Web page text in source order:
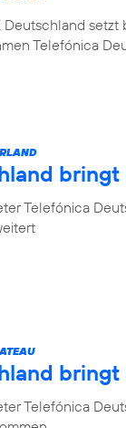
Telefónica
Telefónica
bringt
Telefónica